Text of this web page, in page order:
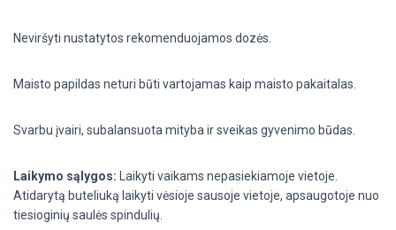
Neviršyti nustatytos rekomenduojamos dozės.
Maisto papildas neturi būti vartojamas kaip maisto pakaitalas.
Svarbu įvairi, subalansuota mityba ir sveikas gyvenimo būdas.
Laikymo sąlygos:
Laikyti vaikams nepasiekiamoje vietoje.
Atidarytą buteliuką laikyti vėsioje sausoje vietoje, apsaugotoje nuo
tiesioginių saulės spindulių.